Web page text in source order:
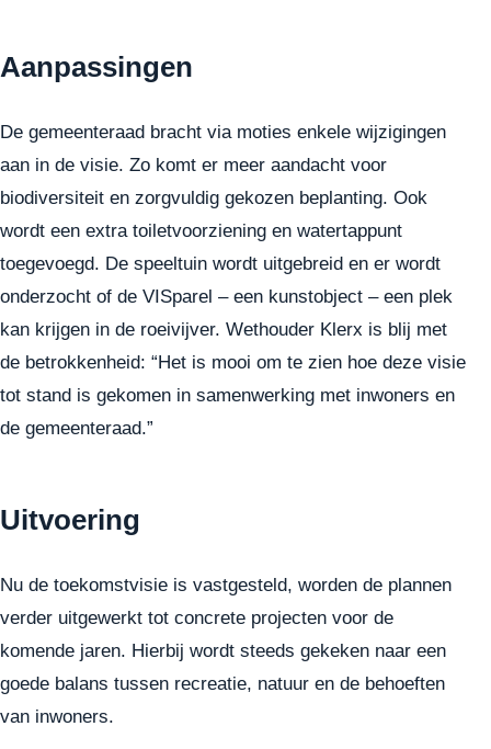
Aanpassingen
De gemeenteraad bracht via moties enkele wijzigingen
aan in de visie. Zo komt er meer aandacht voor
biodiversiteit en zorgvuldig gekozen beplanting. Ook
wordt een extra toiletvoorziening en watertappunt
toegevoegd. De speeltuin wordt uitgebreid en er wordt
onderzocht of de VISparel – een kunstobject – een plek
kan krijgen in de roeivijver. Wethouder Klerx is blij met
de betrokkenheid: “Het is mooi om te zien hoe deze visie
tot stand is gekomen in samenwerking met inwoners en
de gemeenteraad.”
Uitvoering
Nu de toekomstvisie is vastgesteld, worden de plannen
verder uitgewerkt tot concrete projecten voor de
komende jaren. Hierbij wordt steeds gekeken naar een
goede balans tussen recreatie, natuur en de behoeften
van inwoners.